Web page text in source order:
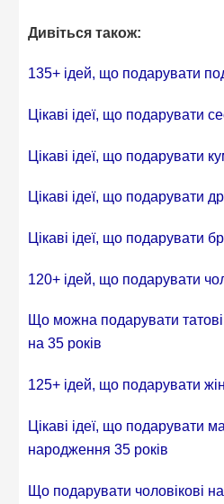
Дивіться також:
135+ ідей, що подарувати
Цікаві ідеї, що подарувати
Цікаві ідеї, що подарувати
Цікаві ідеї, що подарувати
Цікаві ідеї, що подарувати
120+ ідей, що подарувати
Що можна подарувати
на 35 років
125+ ідей, що подарувати
Цікаві ідеї, що подарувати
народження 35 років
Що подарувати чоловікові